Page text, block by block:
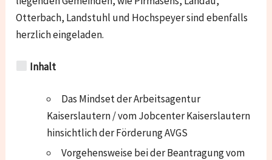
Otterbach, Landstuhl und Hochspeyersind ebenfalls
herzlich eingeladen.
Inhalt
Das Mindset der Arbeitsagentur
Kaiserslautern / vom Jobcenter Kaiserslautern
hinsichtlich der Förderung AVGS
Vorgehensweise bei der Beantragung vom